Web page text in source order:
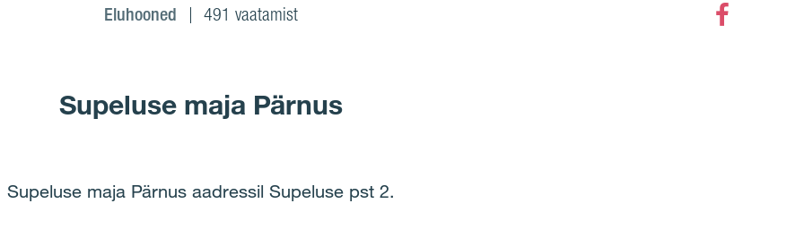
Eluhooned 491 vaatamist
Supeluse maja Pärnus
Supeluse maja Pärnus aadressil Supeluse pst 2.